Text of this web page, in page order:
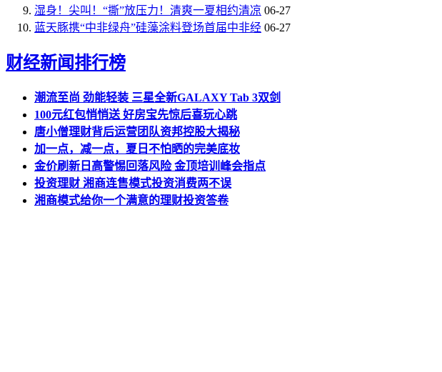
湿身！尖叫！“撕”放压力！清爽一夏相约清凉 06-27
蓝天豚携“中非绿舟”硅藻涂料登场首届中非经 06-27
财经新闻排行榜
潮流至尚 劲能轻装 三星全新GALAXY Tab 3双剑
100元红包悄悄送 好房宝先惊后喜玩心跳
唐小僧理财背后运营团队资邦控股大揭秘
加一点，减一点，夏日不怕晒的完美底妆
金价刷新日高警惕回落风险 金顶培训峰会指点
投资理财 湘商连售模式投资消费两不误
湘商模式给你一个满意的理财投资答卷